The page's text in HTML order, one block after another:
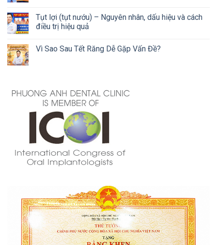
Tụt lợi (tụt nướu) – Nguyên nhân, dấu hiệu và cách
điều trị hiệu quả
Vì Sao Sau Tết Răng Dễ Gặp Vấn Đề?